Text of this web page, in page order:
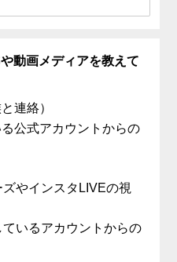
動画メディアを教えて
連絡）
公式アカウントからの
やインスタLIVEの視
ているアカウントからの